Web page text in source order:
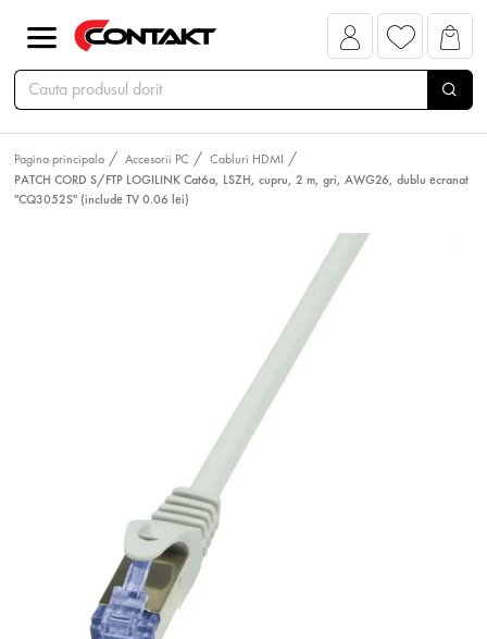
Pagina principala Accesorii PC
Cabluri HDMI
PATCH CORD S/FTP LOGILINK Cat6a, LSZH, cupru, 2 m, gri, AWG26, dublu ecranat
"CQ3052S" (include TV 0.06 lei)